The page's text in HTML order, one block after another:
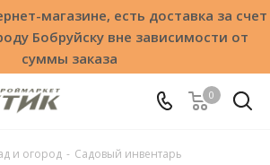
магазине, есть доставка за счет
Бобруйску вне зависимости от
суммы заказа
0
и огород - Садовый инвентарь